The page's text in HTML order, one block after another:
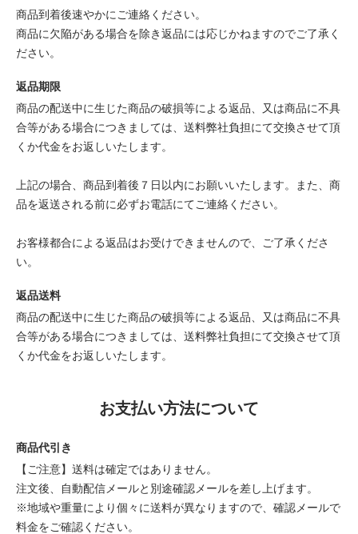
商品到着後速やかにご連絡ください。
商品に欠陥がある場合を除き返品には応じかねますのでご了承く
ださい。
返品期限
商品の配送中に生じた商品の破損等による返品、又は商品に不具
合等がある場合につきましては、送料弊社負担にて交換させて頂
くか代金をお返しいたします。
上記の場合、商品到着後７日以内にお願いいたします。また、商
品を返送される前に必ずお電話にてご連絡ください。
お客様都合による返品はお受けできませんので、ご了承くださ
い。
返品送料
商品の配送中に生じた商品の破損等による返品、又は商品に不具
合等がある場合につきましては、送料弊社負担にて交換させて頂
くか代金をお返しいたします。
お支払い方法について
商品代引き
【ご注意】送料は確定ではありません。
注文後、自動配信メールと別途確認メールを差し上げます。
※地域や重量により個々に送料が異なりますので、確認メールで
料金をご確認ください。